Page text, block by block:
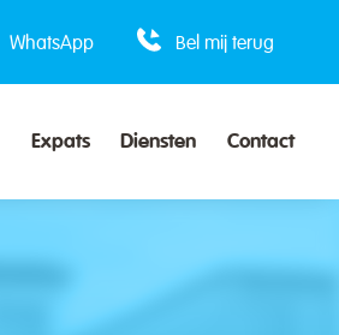
WhatsApp Bel mij terug
Expats Diensten Contact